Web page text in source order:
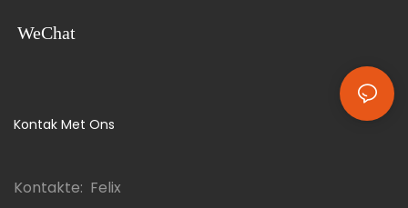
WeChat
Kontak Met Ons
Kontakte: Felix